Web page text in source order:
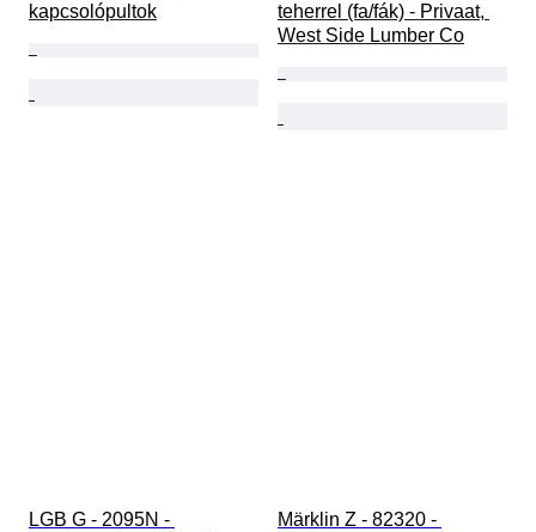
kapcsolópultok
teherrel (fa/fák) - Privaat,
West Side Lumber Co
LGB G - 2095N -
Märklin Z - 82320 -